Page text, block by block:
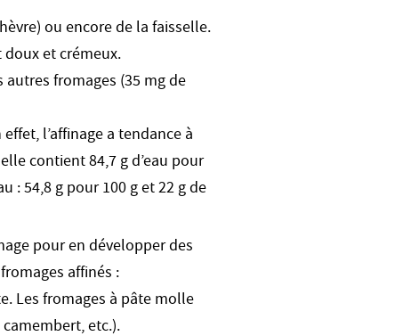
ou encore de la faisselle.
doux et crémeux.
fromages (35 mg de
l’affinage a tendance à
contient 84,7 g d’eau pour
: 54,8 g pour 100 g et 22 g de
pour en développer des
affinés :
Les fromages à pâte molle
etc.).